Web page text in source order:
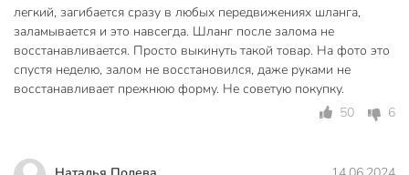
давлением. Модель Grandy Ultra+ за счет трехслойной
конструкции сохраняет свою форму, не перегибается и
служит в 3-4 раза дольше обычных ПВХ-шлангов.
Можно ли оставлять этот шланг на улице зимой?
Шланг рассчитан на эксплуатацию при температуре до -5
слить воду из системы и убрать шланг в помещение при
легкий, загибается сразу в любых передвижениях шланга,
заламывается и это навсегда. Шланг после залома не
восстанавливается. Просто выкинуть такой товар. На фото это
спустя неделю, залом не восстановился, даже руками не
восстанавливает прежнюю форму. Не советую покупку.
50
6